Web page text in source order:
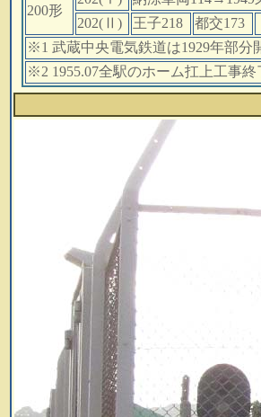
200形
202(Ⅱ)
王子218 都交173
※1 武蔵中央電気鉄道は1929年部
※2 1955.07全駅のホーム扛上工事